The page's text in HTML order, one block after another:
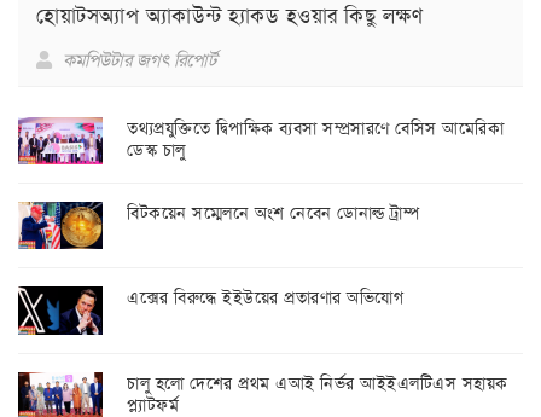
হোয়াটসঅ্যাপ অ্যাকাউন্ট হ্যাকড হওয়ার কিছু লক্ষণ
কমপিউটার জগৎ রিপোর্ট
তথ্যপ্রযুক্তিতে দ্বিপাক্ষিক ব্যবসা সম্প্রসারণে বেসিস আমেরিকা
ডেস্ক চালু
বিটকয়েন সম্মেলনে অংশ নেবেন ডোনাল্ড ট্রাম্প
এক্সের বিরুদ্ধে ইইউয়ের প্রতারণার অভিযোগ
চালু হলো দেশের প্রথম এআই নির্ভর আইইএলটিএস সহায়ক
প্ল্যাটফর্ম